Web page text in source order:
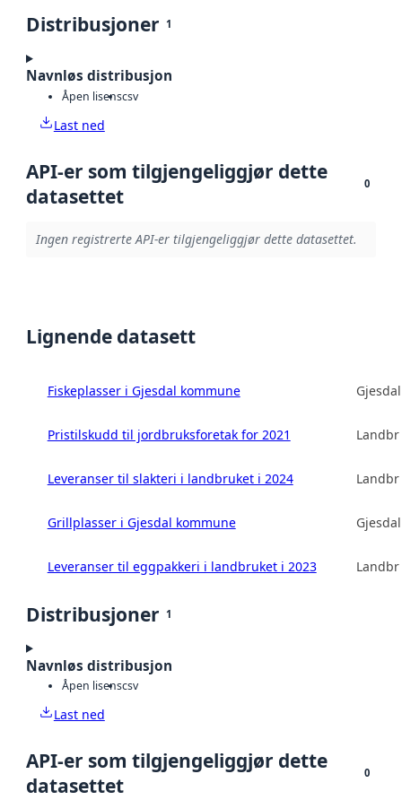
Distribusjoner 1
Navnløs distribusjon
Åpen lisenscsv
Last ned
API-er som tilgjengeliggjør dette
datasettet
0
Ingen registrerte API-er tilgjengeliggjør dette datasettet.
Lignende datasett
Fiskeplasser i Gjesdal kommune
Pristilskudd til jordbruksforetak for 2021
Leveranser til slakteri i landbruket i 2024
Grillplasser i Gjesdal kommune
Leveranser til eggpakkeri i landbruket i 2023
Distribusjoner 1
Navnløs distribusjon
Åpen lisenscsv
Last ned
API-er som tilgjengeliggjør dette
datasettet
0